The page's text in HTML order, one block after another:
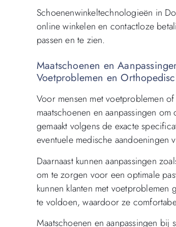
Schoenenwinkeltechnologieën in
online winkelen en contactloze
passen en te zien.
Maatschoenen en
Voetproblemen en
Voor mensen met voetproblemen
maatschoenen en aanpassingen
gemaakt volgens de exacte
eventuele medische aandoeningen
Daarnaast kunnen aanpassingen
om te zorgen voor een optimale
kunnen klanten met
te voldoen, waardoor ze
Maatschoenen en aanpassingen